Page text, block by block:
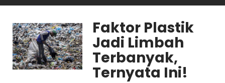
Faktor Plastik
Jadi Limbah
Terbanyak,
Ternyata Ini!